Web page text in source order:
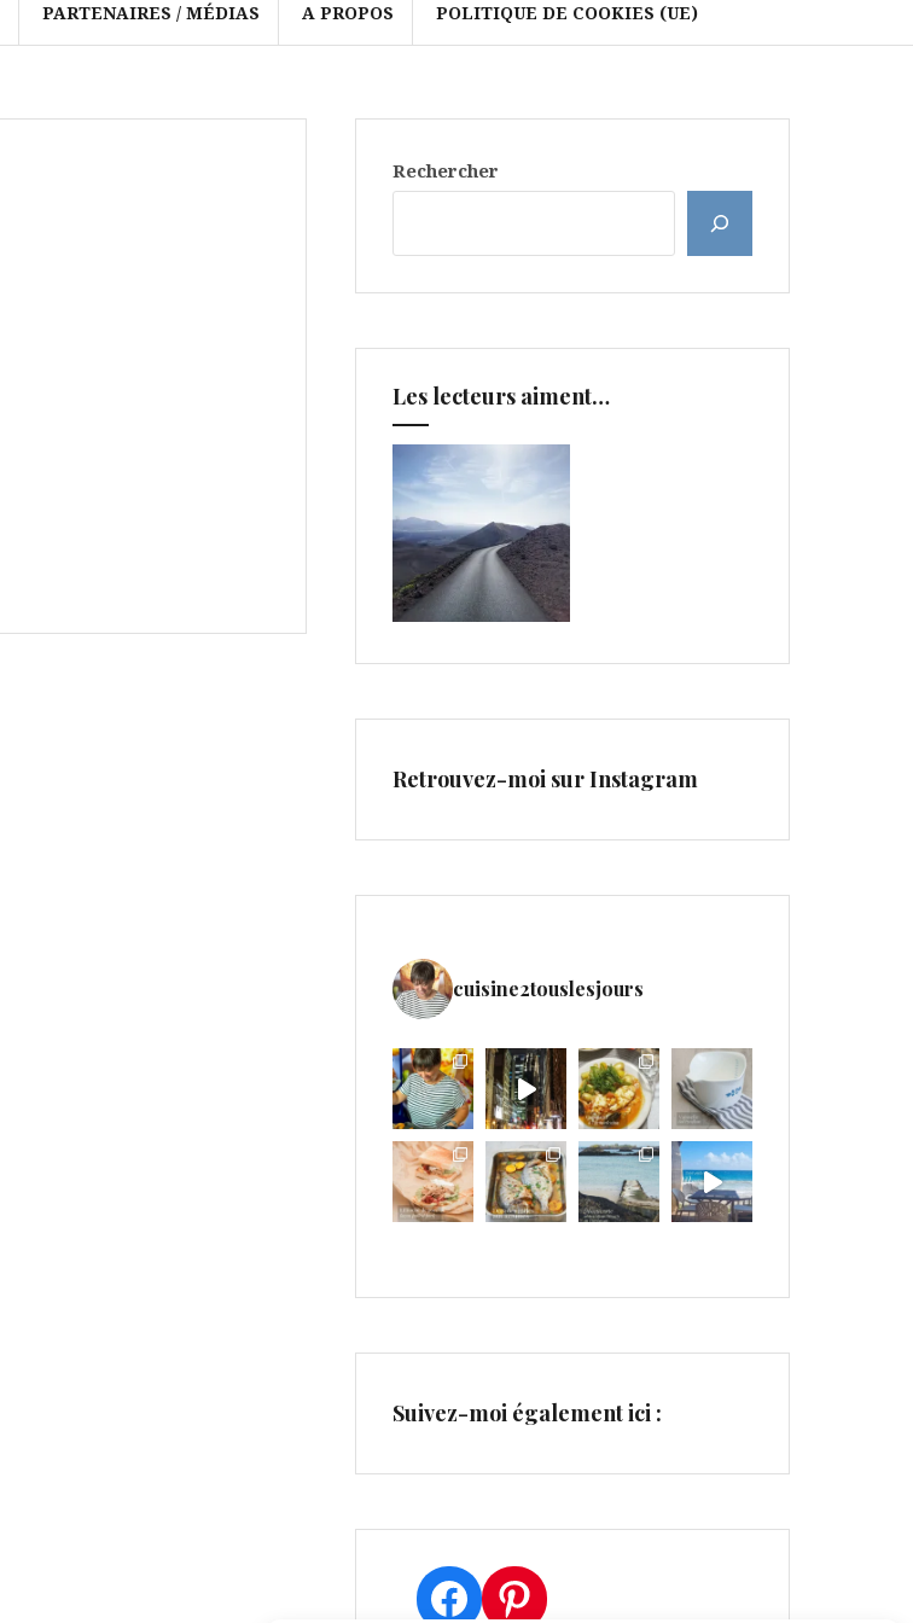
PARTENAIRES / MÉDIAS A PROPOS POLITIQUE DE COOKIES (UE)
Rechercher
Les lecteurs aiment…
Retrouvez-moi sur Instagram
cuisine2touslesjours
Suivez-moi également ici :
Facebook
Pinterest